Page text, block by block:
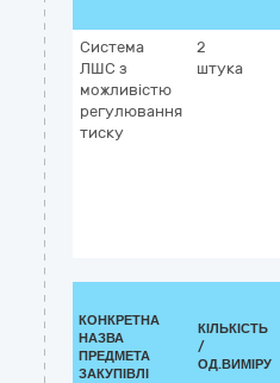
Система
ЛШС з
можливістю
регулювання
тиску
2
штука
КОНКРЕТНА
НАЗВА
ПРЕДМЕТА
ЗАКУПІВЛІ
КІЛЬКІСТЬ
/
ОД.ВИМІРУ